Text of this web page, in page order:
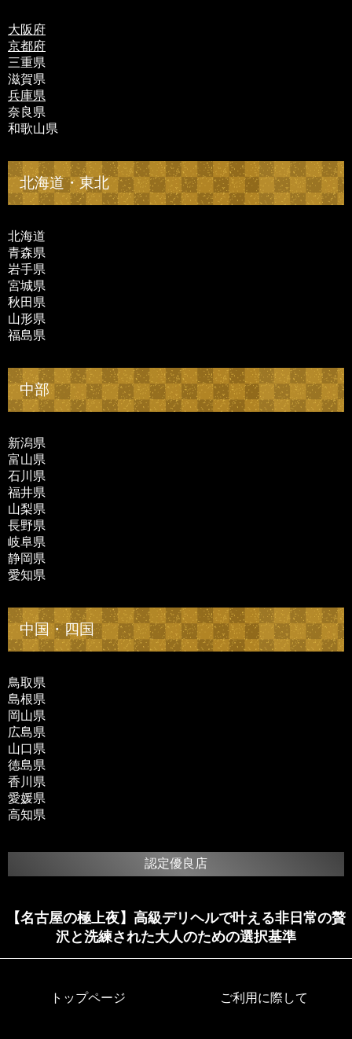
大阪府
京都府
三重県
滋賀県
兵庫県
奈良県
和歌山県
北海道・東北
北海道
青森県
岩手県
宮城県
秋田県
山形県
福島県
中部
新潟県
富山県
石川県
福井県
山梨県
長野県
岐阜県
静岡県
愛知県
中国・四国
鳥取県
島根県
岡山県
広島県
山口県
徳島県
香川県
愛媛県
高知県
認定優良店
【名古屋の極上夜】高級デリヘルで叶える非日常の贅
沢と洗練された大人のための選択基準
トップページ ご利用に際して